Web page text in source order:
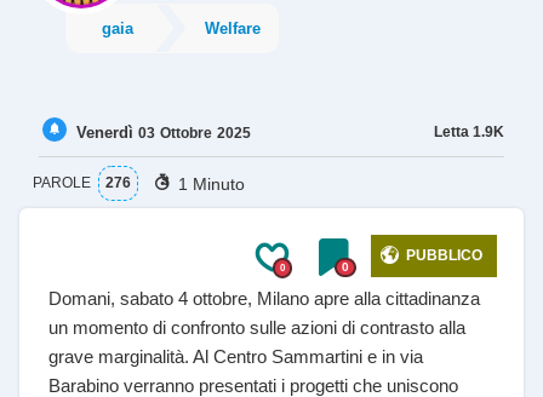
gaia Welfare
Letta 1.9K
Venerdì 03 Ottobre 2025
PAROLE 276 1 Minuto
0 0
PUBBLICO
Domani, sabato 4 ottobre, Milano apre alla cittadinanza
un momento di confronto sulle azioni di contrasto alla
grave marginalità. Al Centro Sammartini e in via
Barabino verranno presentati i progetti che uniscono